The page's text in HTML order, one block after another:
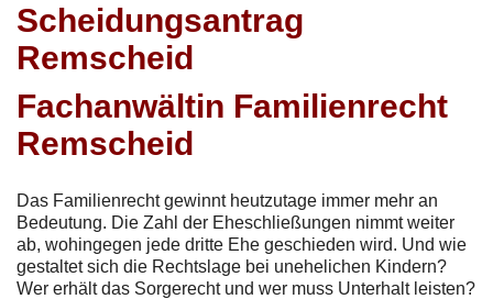
Scheidungsantrag
Remscheid
Fachanwältin Familienrecht
Remscheid
Das Familienrecht gewinnt heutzutage immer mehr an
Bedeutung. Die Zahl der Eheschließungen nimmt weiter
ab, wohingegen jede dritte Ehe geschieden wird. Und wie
gestaltet sich die Rechtslage bei unehelichen Kindern?
Wer erhält das Sorgerecht und wer muss Unterhalt leisten?